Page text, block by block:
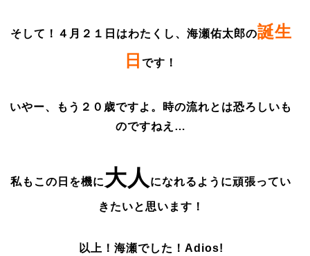
そして！４月２１日はわたくし、海瀬佑太郎の誕生
日です！
いやー、
もう２０歳ですよ。時の流れとは恐ろしいも
のですねえ…
私もこの日を機に 大人 になれるように頑張ってい
きたいと思います！
以上！海瀬でした！ Adios!